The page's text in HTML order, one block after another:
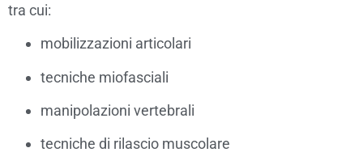
tra cui:
mobilizzazioni articolari
tecniche miofasciali
manipolazioni vertebrali
tecniche di rilascio muscolare